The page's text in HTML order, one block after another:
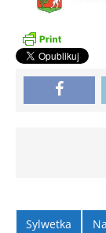
Sylwetka